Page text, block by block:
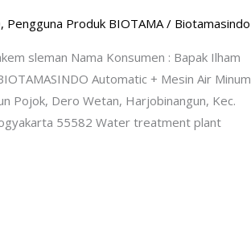
, Pengguna Produk BIOTAMA/ Biotamasindo
sleman Nama Konsumen : Bapak Ilham
Automatic + Mesin Air Minum
Pojok, Dero Wetan, Harjobinangun, Kec.
55582 Water treatment plant